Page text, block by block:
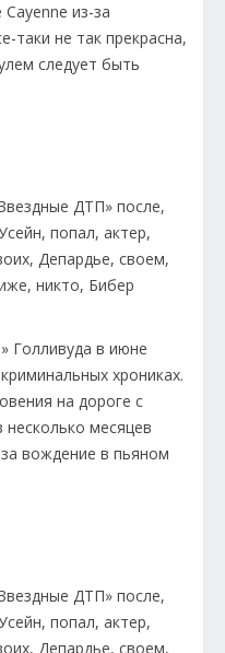
из-за
таки не так прекрасна,
следует быть
Голливуда в июне
хрониках.
на дороге с
несколько месяцев
вождение в пьяном